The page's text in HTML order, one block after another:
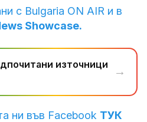
с Bulgaria ON AIR и в
Showcase.
източници
→
ни във Facebook ТУК